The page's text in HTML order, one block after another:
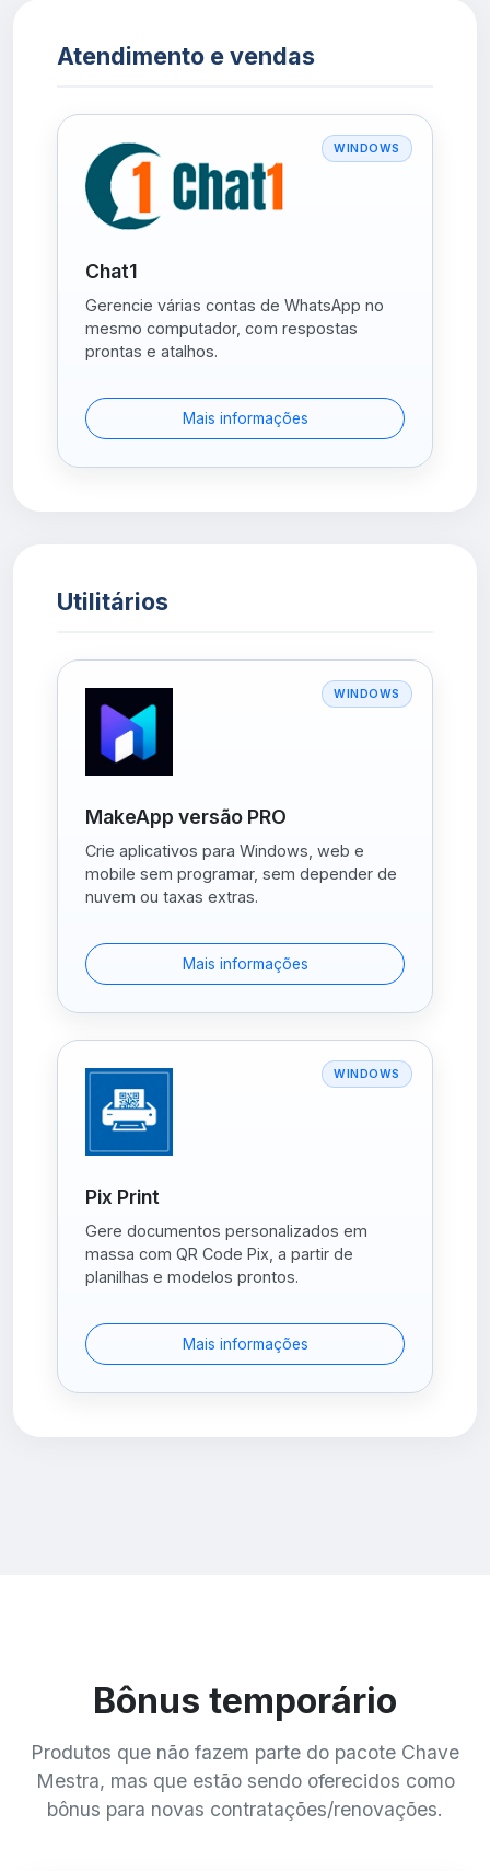
Atendimento e vendas
WINDOWS
Chat1
Gerencie várias contas de WhatsApp no
mesmo computador, com respostas
prontas e atalhos.
Mais informações
Utilitários
WINDOWS
MakeApp versão PRO
Crie aplicativos para Windows, web e
mobile sem programar, sem depender de
nuvem ou taxas extras.
Mais informações
WINDOWS
Pix Print
Gere documentos personalizados em
massa com QR Code Pix, a partir de
planilhas e modelos prontos.
Mais informações
Bônus temporário
Produtos que não fazem parte do pacote Chave
Mestra, mas que estão sendo oferecidos como
bônus para novas contratações/renovações.